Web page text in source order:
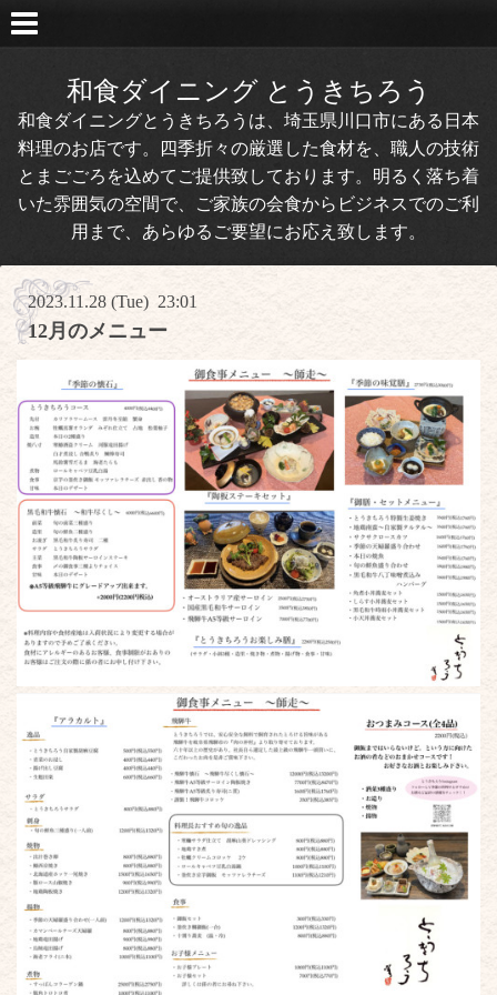
和食ダイニング とうきちろう
和食ダイニングとうきちろうは、埼玉県川口市にある日本
料理のお店です。四季折々の厳選した食材を、職人の技術
とまごごろを込めてご提供致しております。明るく落ち着
いた雰囲気の空間で、ご家族の会食からビジネスでのご利
用まで、あらゆるご要望にお応え致します。
2023.11.28 (Tue) 23:01
12月のメニュー